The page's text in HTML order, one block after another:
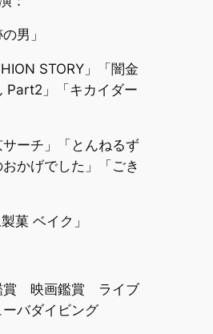
男」
STORY」「闇金
Part2」「キカイダー
ーチ」「とんねるず
かげでした」「ごき
菓 ベイク」
賞 映画鑑賞 ライブ
バダイビング